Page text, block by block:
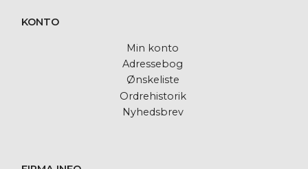
KONTO
Min konto
Adressebog
Ønskeliste
Ordrehistorik
Nyhedsbrev